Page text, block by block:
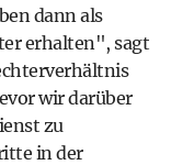
dann als
erhalten", sagt
wir darüber
zu
in der